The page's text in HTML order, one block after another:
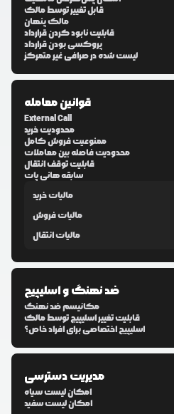
قابل تغییر توسط مالک
مالک پنهان
قابلیت نابود کردن قرارداد
پروکسی بودن قرارداد
لیست شده در صرافی غیر متمرکز
قوانین معامله
External Call
محدودیت خرید
ممنوعیت فروش کامل
محدودیت فاصله بین معاملات
قابلیت توقف انتقال
سابقه هانی پات
مالیات خرید
مالیات فروش
مالیات انتقال
ضد نهنگ و اسلیپیج
مکانیسم ضد نهنگ
قابلیت تغییر اسلیپیج توسط مالک
اسلیپیج اختصاصی برای افراد خاص؟
مدیریت دسترسی
امکان لیست سیاه
امکان لیست سفید